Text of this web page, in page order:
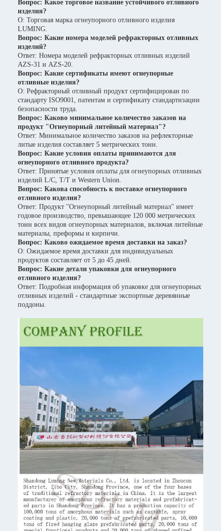
Вопрос: Какое торговое название устойчивого отливного
изделия?
О: Торговая марка огнеупорного отливного изделия
LUMING.
Вопрос: Какие номера моделей рефракторных отливных
изделий?
Ответ: Номера моделей рефракторных отливных изделий
AZS-31 и AZS-20.
Вопрос: Какие сертификаты имеют огнеупорные
отливные изделия?
О: Рефракторный отливный продукт сертифицирован по
стандарту ISO9001, патентам и сертификату стандартизации
безопасности труда.
Вопрос: Каково минимальное количество заказов на
продукт "Огнеупорный литейный материал"?
Ответ: Минимальное количество заказов на рефлекторные
литые изделия составляет 5 метрических тонн.
Вопрос: Какие условия оплаты принимаются для
огнеупорного отливного продукта?
Ответ: Принятые условия оплаты для огнеупорных отливных
изделий L/C, T/T и Western Union.
Вопрос: Какова способность к поставке огнеупорного
отливного изделия?
Ответ: Продукт "Огнеупорный литейный материал" имеет
годовое производство, превышающее 120 000 метрических
тонн всех видов огнеупорных материалов, включая литейные
материалы, преформы и кирпичи.
Вопрос: Каково ожидаемое время доставки на заказ?
О: Ожидаемое время доставки для индивидуальных
продуктов составляет от 5 до 45 дней.
Вопрос: Какие детали упаковки для огнеупорного
отливного изделия?
Ответ: Подробная информация об упаковке для огнеупорных
отливных изделий - стандартные экспортные деревянные
поддоны.